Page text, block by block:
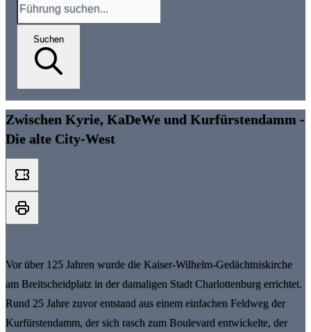
Suchen
Zwischen Kyrie, KaDeWe und Kurfürstendamm -
Die alte City-West
Vor über 125 Jahren wurde die Kaiser-Wilhelm-Gedächtniskirche
am Breitscheidplatz in der damaligen Stadt Charlottenburg errichtet.
Rund 25 Jahre zuvor entstand aus einem einfachen Feldweg der
Kurfürstendamm, der sich rasch zum Boulevard entwickelte, der